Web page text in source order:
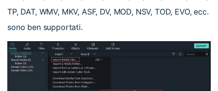
TP, DAT, WMV, MKV, ASF, DV, MOD, NSV, TOD, EVO, ecc.
sono ben supportati.